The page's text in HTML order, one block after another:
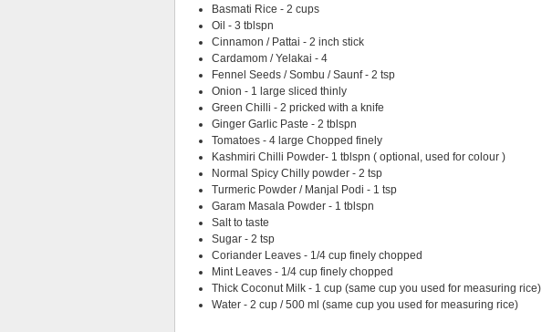
Basmati Rice - 2 cups
Oil - 3 tblspn
Cinnamon / Pattai - 2 inch stick
Cardamom / Yelakai - 4
Fennel Seeds / Sombu / Saunf - 2 tsp
Onion - 1 large sliced thinly
Green Chilli - 2 pricked with a knife
Ginger Garlic Paste - 2 tblspn
Tomatoes - 4 large Chopped finely
Kashmiri Chilli Powder- 1 tblspn ( optional, used for colour )
Normal Spicy Chilly powder - 2 tsp
Turmeric Powder / Manjal Podi - 1 tsp
Garam Masala Powder - 1 tblspn
Salt to taste
Sugar - 2 tsp
Coriander Leaves - 1/4 cup finely chopped
Mint Leaves - 1/4 cup finely chopped
Thick Coconut Milk - 1 cup (same cup you used for measuring rice)
Water - 2 cup / 500 ml (same cup you used for measuring rice)